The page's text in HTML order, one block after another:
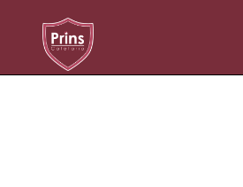
Niets Gevonden